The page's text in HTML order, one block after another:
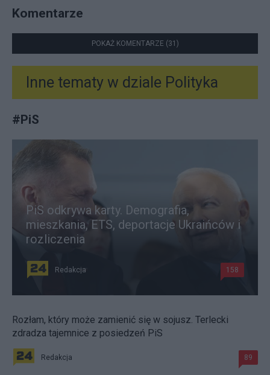
Komentarze
POKAŻ KOMENTARZE (31)
Inne tematy w dziale Polityka
#PiS
PiS odkrywa karty. Demografia,
mieszkania, ETS, deportacje Ukraińców i
rozliczenia
Redakcja 158
Rozłam, który może zamienić się w sojusz. Terlecki
zdradza tajemnice z posiedzeń PiS
Redakcja 89